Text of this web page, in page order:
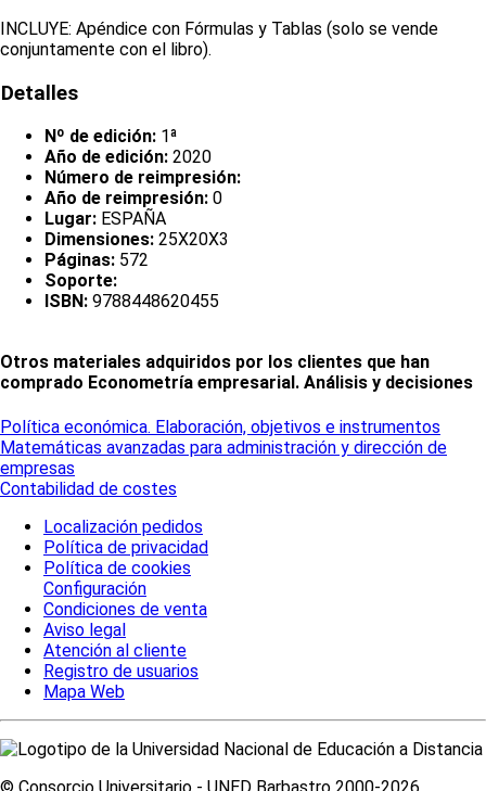
INCLUYE: Apéndice con Fórmulas y Tablas (solo se vende
conjuntamente con el libro).
Detalles
Nº de edición: 1ª
Año de edición: 2020
Número de reimpresión:
Año de reimpresión: 0
Lugar: ESPAÑA
Dimensiones: 25X20X3
Páginas: 572
Soporte:
ISBN: 9788448620455
Otros materiales adquiridos por los clientes que han
comprado Econometría empresarial. Análisis y decisiones
Política económica. Elaboración, objetivos e instrumentos
Matemáticas avanzadas para administración y dirección de
empresas
Contabilidad de costes
Localización pedidos
Política de privacidad
Política de cookies
Configuración
Condiciones de venta
Aviso legal
Atención al cliente
Registro de usuarios
Mapa Web
© Consorcio Universitario - UNED Barbastro 2000-2026.